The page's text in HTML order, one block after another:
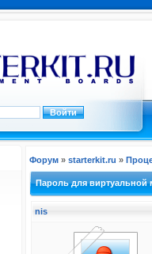
Форум » starterkit.ru »
Пароль для
nis